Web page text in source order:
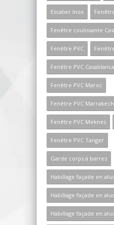
Escalier Inox
Fenêtre coulissante
Fenêtre PVC
Fenêtre PVC Casablanca
Fenêtre PVC Maroc
Fenêtre PVC Marrakech
Fenêtre PVC Meknes
Fenêtre PVC Tanger
Garde corps à barres
Habillage façade en
Habillage façade en
Habillage façade en